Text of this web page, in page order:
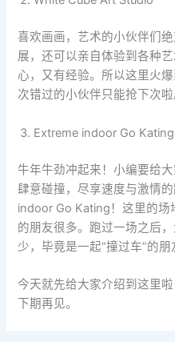
喜欢画画，艺术的小伙伴们
展，还可以亲自体验到各种
心，又有经验。所以这里火
次错过的小伙伴只能抢下次啦
Extreme indoor Go Kating
牛年牛劲冲起来！小编要给
肆意碰撞，尽享速度与激情
indoor Go Kating！这里的场
的朋友很多。跑过一场之后
少，毕竟是一起“撞过车”的朋
今天就先给大家介绍到这里
下期再见。